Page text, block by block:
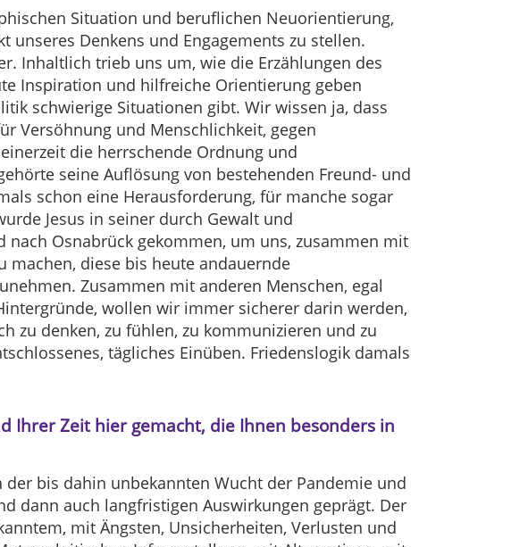
Situation und beruflichen Neuorientierung,
unseres Denkens und Engagements zu stellen.
Inhaltlich trieb uns um, wie die Erzählungen des
Inspiration und hilfreiche Orientierung geben
schwierige Situationen gibt. Wir wissen ja, dass
Versöhnung und Menschlichkeit, gegen
die herrschende Ordnung und
seine Auflösung von bestehenden Freund- und
schon eine Herausforderung, für manche sogar
Jesus in seiner durch Gewalt und
Osnabrück gekommen, um uns, zusammen mit
machen, diese bis heute andauernde
Zusammen mit anderen Menschen, egal
wollen wir immer sicherer darin werden,
zu denken, zu fühlen, zu kommunizieren und zu
tägliches Einüben. Friedenslogik damals
Ihrer Zeit hier gemacht, die Ihnen besonders in
bis dahin unbekannten Wucht der Pandemie und
dann auch langfristigen Auswirkungen geprägt. Der
mit Ängsten, Unsicherheiten, Verlusten und